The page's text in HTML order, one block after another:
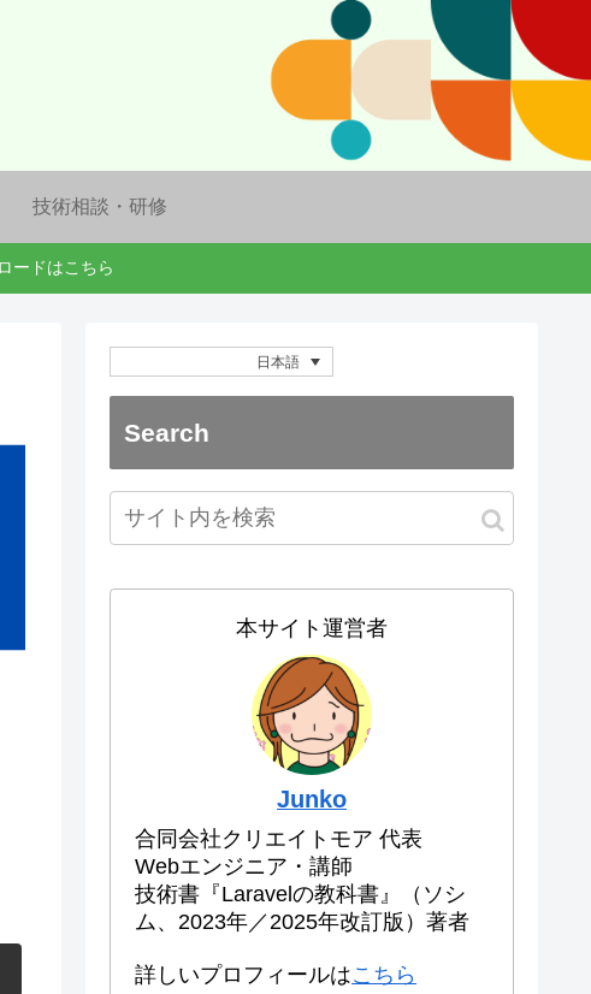
技術相談・研修
ードはこちら
日本語
Search
本サイト運営者
Junko
合同会社クリエイトモア 代表
Webエンジニア・講師
技術書『Laravelの教科書』（ソシ
ム、2023年／2025年改訂版）著者
詳しいプロフィールはこちら